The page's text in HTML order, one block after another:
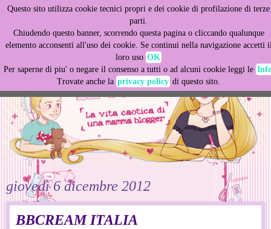
Questo sito utilizza cookie tecnici propri e dei cookie di profilazione di terze
parti.
Chiudendo questo banner, scorrendo questa pagina o cliccando qualunque
elemento acconsenti all'uso dei cookie. Se continui nella navigazione accetti
loro uso OK
Per saperne di piu' o negare il consenso a tutti o ad alcuni cookie leggi le
Trovate anche la privacy policy di questo sito.
giovedì 6 dicembre 2012
BBCREAM ITALIA
This site uses cookies from Google to deliver its services
and to analyze traffic. Your IP address and user-agent are
shared with Google along with performance and security
metrics to ensure quality of service, generate usage
statistics, and to detect and address abuse.
LEARN MORE GOT IT